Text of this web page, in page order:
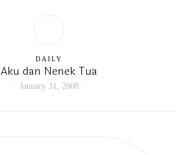
DAILY
Aku dan Nenek Tua
January 31, 2008